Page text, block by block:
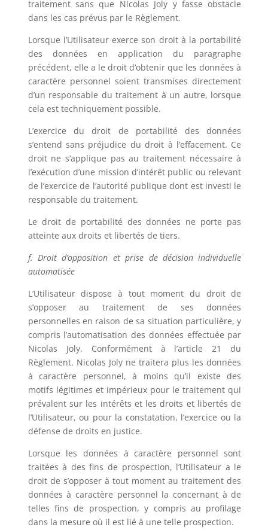
traitement sans que Nicolas Joly y fasse obstacle
dans les cas prévus par le Règlement.
Lorsque l’Utilisateur exerce son droit à la portabilité
des données en application du paragraphe
précédent, elle a le droit d’obtenir que les données à
caractère personnel soient transmises directement
d’un responsable du traitement à un autre, lorsque
cela est techniquement possible.
L’exercice du droit de portabilité des données
s’entend sans préjudice du droit à l’effacement. Ce
droit ne s’applique pas au traitement nécessaire à
l’exécution d’une mission d’intérêt public ou relevant
de l’exercice de l’autorité publique dont est investi le
responsable du traitement.
Le droit de portabilité des données ne porte pas
atteinte aux droits et libertés de tiers.
f. Droit d’opposition et prise de décision individuelle
automatisée
L’Utilisateur dispose à tout moment du droit de
s’opposer au traitement de ses données
personnelles en raison de sa situation particulière, y
compris l’automatisation des données effectuée par
Nicolas Joly. Conformément à l’article 21 du
Règlement, Nicolas Jolyne traitera plus les données
à caractère personnel, à moins qu’il existe des
motifs légitimes et impérieux pour le traitement qui
prévalent sur les intérêts et les droits et libertés de
l’Utilisateur, ou pour la constatation, l’exercice ou la
défense de droits en justice.
Lorsque les données à caractère personnel sont
traitées à des fins de prospection, l’Utilisateur a le
droit de s’opposer à tout moment au traitement des
données à caractère personnel la concernant à de
telles fins de prospection, y compris au profilage
dans la mesure où il est lié à une telle prospection.